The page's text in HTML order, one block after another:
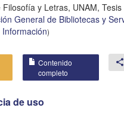
Filosofía y Letras, UNAM, Tesis
General de Bibliotecas y
Información)
Contenido
completo
share
de uso